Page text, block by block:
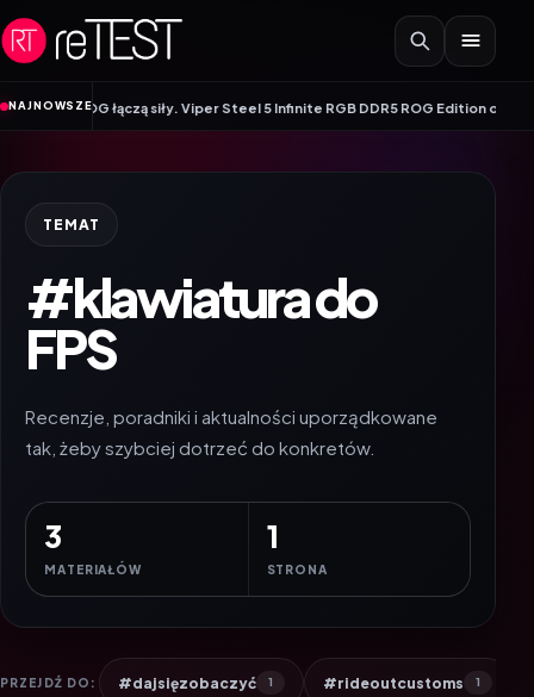
Przejdź do treści
NAJNOWSZE
łączą siły. Viper Steel 5 Infinite RGB DDR5 ROG Edition oferuje
TEMAT
#klawiatura do
FPS
Recenzje, poradniki i aktualności uporządkowane
tak, żeby szybciej dotrzeć do konkretów.
3
MATERIAŁÓW
1
STRONA
PRZEJDŹ DO: #dajsięzobaczyć 1 #rideoutcustoms 1